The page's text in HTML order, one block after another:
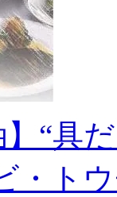
“具
・ト